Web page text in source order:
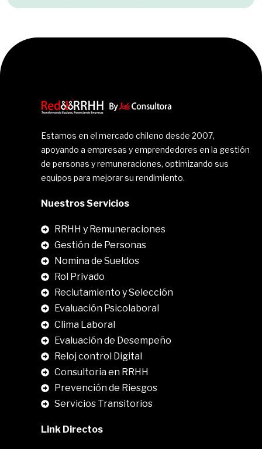
Estamos en el mercado chileno desde 2007,
apoyando a empresas y emprendedores en la gestión
de personas y remuneraciones, optimizando sus
equipos para mejorar su rendimiento.
Nuestros Servicios
RRHH y Remuneraciones
Gestión de Personas
Nomina de Sueldos
Rol Privado
Reclutamiento y Selección
Evaluación Psicolaboral
Clima Laboral
Evaluación de Desempeño
Reloj control Digital
Consultoria en RRHH
Prevención de Riesgos
Servicios Transitorios
Link Directos